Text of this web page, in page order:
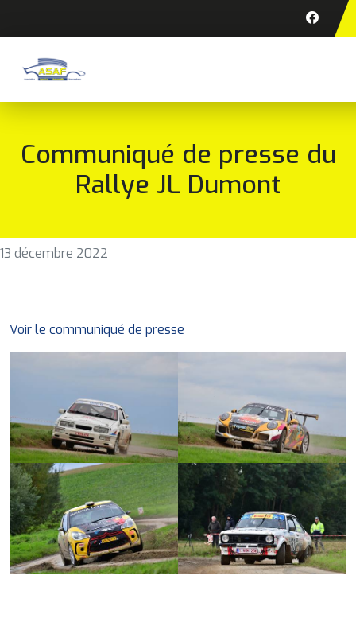
Communiqué de presse du
Rallye JL Dumont
13 décembre 2022
Voir le communiqué de presse